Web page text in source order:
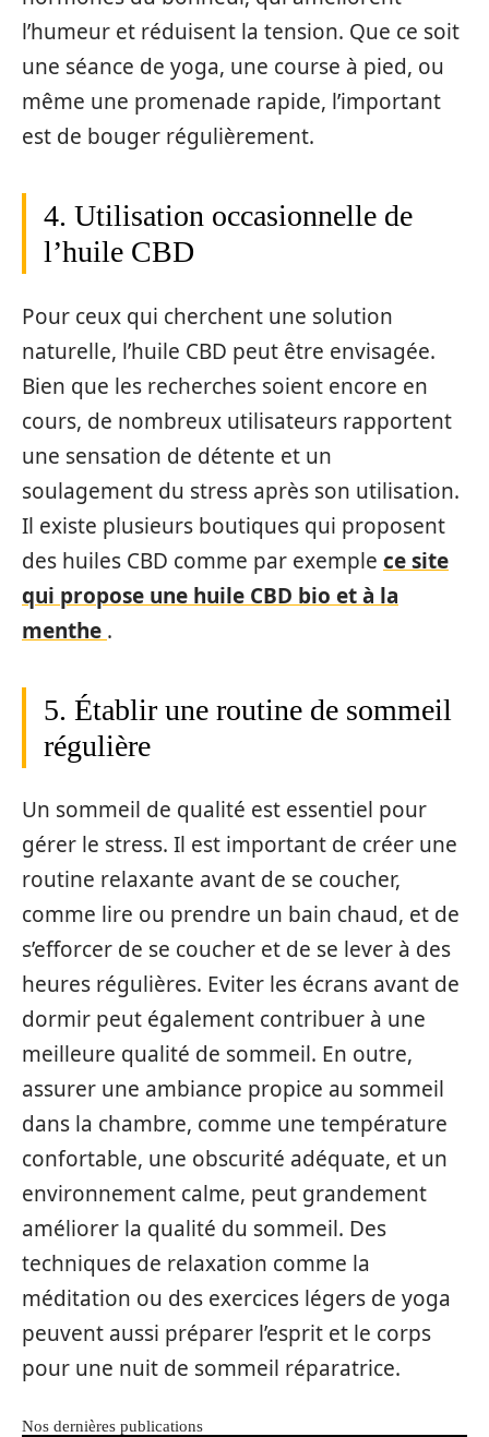
l’humeur et réduisent la tension. Que ce soit
une séance de yoga, une course à pied, ou
même une promenade rapide, l’important
est de bouger régulièrement.
4. Utilisation occasionnelle de
l’huile CBD
Pour ceux qui cherchent une solution
naturelle, l’huile CBD peut être envisagée.
Bien que les recherches soient encore en
cours, de nombreux utilisateurs rapportent
une sensation de détente et un
soulagement du stress après son utilisation.
Il existe plusieurs boutiques qui proposent
des huiles CBD comme par exemple ce site
qui propose une huile CBD bio et à la
menthe .
5. Établir une routine de sommeil
régulière
Un sommeil de qualité est essentiel pour
gérer le stress. Il est important de créer une
routine relaxante avant de se coucher,
comme lire ou prendre un bain chaud, et de
s’efforcer de se coucher et de se lever à des
heures régulières. Eviter les écrans avant de
dormir peut également contribuer à une
meilleure qualité de sommeil. En outre,
assurer une ambiance propice au sommeil
dans la chambre, comme une température
confortable, une obscurité adéquate, et un
environnement calme, peut grandement
améliorer la qualité du sommeil. Des
techniques de relaxation comme la
méditation ou des exercices légers de yoga
peuvent aussi préparer l’esprit et le corps
pour une nuit de sommeil réparatrice.
Nos dernières publications